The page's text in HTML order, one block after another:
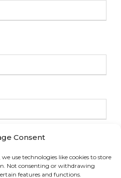
Consent
use technologies like cookies to store
Not consenting or withdrawing
features and functions.